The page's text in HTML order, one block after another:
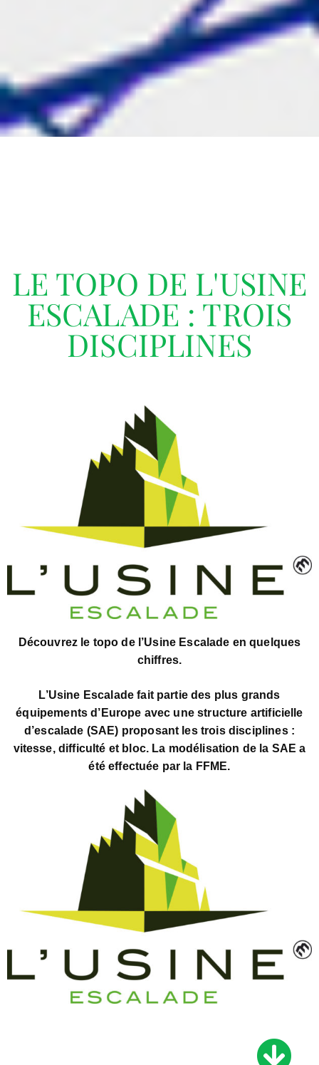
LE TOPO DE L'USINE
ESCALADE : TROIS
DISCIPLINES
Découvrez le topo de l’Usine Escalade en quelques
chiffres.
L’Usine Escalade fait partie des plus grands
équipements d’Europe avec une structure artificielle
d’escalade (SAE) proposant les trois disciplines :
vitesse, difficulté et bloc. La modélisation de la SAE a
été effectuée par la FFME.